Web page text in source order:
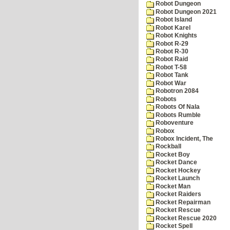
Robot Dungeon
Robot Dungeon 2021
Robot Island
Robot Karel
Robot Knights
Robot R-29
Robot R-30
Robot Raid
Robot T-58
Robot Tank
Robot War
Robotron 2084
Robots
Robots Of Nala
Robots Rumble
Roboventure
Robox
Robox Incident, The
Rockball
Rocket Boy
Rocket Dance
Rocket Hockey
Rocket Launch
Rocket Man
Rocket Raiders
Rocket Repairman
Rocket Rescue
Rocket Rescue 2020
Rocket Spell